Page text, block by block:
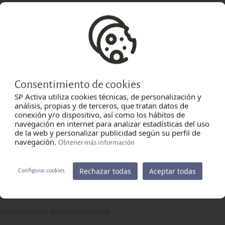
del trabajo del puesto de trabajo.
Evaluación e información específica de riesgos.
y mantenimiento)
y herramientas empleados en la actividad del oficio.
Caídas al mismo nivel. Pisadas sobre objetos. Caídas de objetos en
piezas. Caídas de objetos desprendidos. Riesgos derivados de la
Riesgos derivados del uso de maquinaria, herramientas y útiles.
de sustancias nocivas. Riesgos derivados del uso de aparatos de
de la soldadura. Riesgo de contactos eléctricos y de incendio.
Riesgos derivados de la manipulación de vehículos GNC,
Consentimiento de cookies
SP Activa utiliza cookies técnicas, de personalización y
análisis, propias y de terceros, que tratan datos de
conexión y/o dispositivo, así como los hábitos de
navegación en internet para analizar estadísticas del uso
de la web y personalizar publicidad según su perfil de
navegación.Obtener más información
Configurar cookies Rechazar todas Aceptar todas